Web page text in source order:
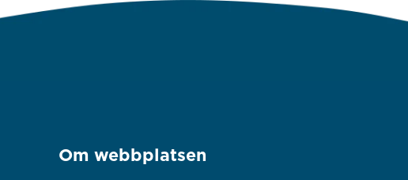
Om webbplatsen